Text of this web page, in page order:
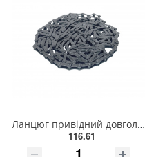
Ланцюг привідний довголанковий 2040 L = 5 м , ISO 208A Donghua
116.61